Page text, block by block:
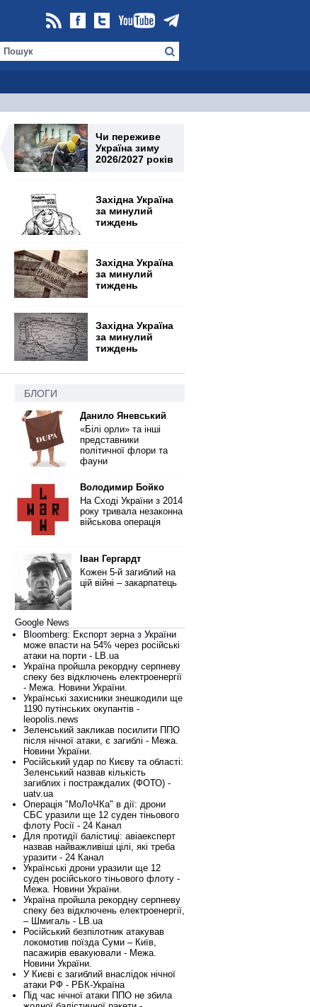
Чи переживе
Україна зиму
2026/2027 років
Західна Україна
за минулий
тиждень
Західна Україна
за минулий
тиждень
Західна Україна
за минулий
тиждень
БЛОГИ
Данило Яневський
«Білі орли» та інші
представники
політичної флори та
фауни
Володимир Бойко
На Сході України з 2014
року тривала незаконна
військова операція
Іван Гергардт
Кожен 5-й загиблий на
цій війні – закарпатець
Google News
Bloomberg: Експорт зерна з України
може впасти на 54% через російські
атаки на порти - LB.ua
Україна пройшла рекордну серпневу
спеку без відключень електроенергії
- Межа. Новини України.
Українські захисники знешкодили ще
1190 путінських окупантів -
leopolis.news
Зеленський закликав посилити ППО
після нічної атаки, є загиблі - Межа.
Новини України.
Російський удар по Києву та області:
Зеленський назвав кількість
загиблих і постраждалих (ФОТО) -
uatv.ua
Операція "МоЛоЧКа" в дії: дрони
СБС уразили ще 12 суден тіньового
флоту Росії - 24 Канал
Для протидії балістиці: авіаексперт
назвав найважливіші цілі, які треба
уразити - 24 Канал
Українські дрони уразили ще 12
суден російського тіньового флоту -
Межа. Новини України.
Україна пройшла рекордну серпневу
спеку без відключень електроенергії,
– Шмигаль - LB.ua
Російський безпілотник атакував
локомотив поїзда Суми – Київ,
пасажирів евакуювали - Межа.
Новини України.
У Києві є загиблий внаслідок нічної
атаки РФ - РБК-Україна
Під час нічної атаки ППО не збила